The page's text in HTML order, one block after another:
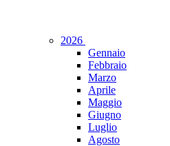
2026
Gennaio
Febbraio
Marzo
Aprile
Maggio
Giugno
Luglio
Agosto